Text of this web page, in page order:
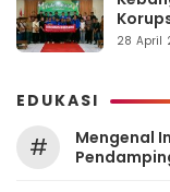
28 April
EDUKASI
#
Mengenal